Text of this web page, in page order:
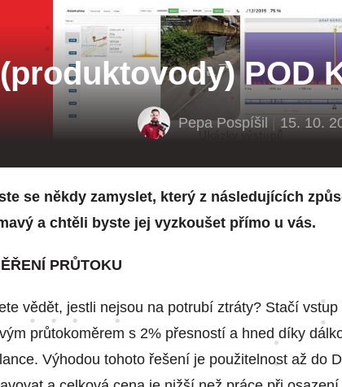
POD
Pepa Pospíšil 15. 10.
se někdy zamyslet, který z následujících
a chtěli byste jej vyzkoušet přímo u vás.
PRŮTOKU
vědět, jestli nejsou na potrubí ztráty? Stačí
průtokoměrem s 2% přesností a hned díky
Výhodou tohoto řešení je použitelnost až do